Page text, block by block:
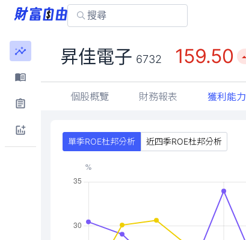
昇佳電子 6732 159.50
個股概覽 財務報表 獲利能力
單季ROE杜邦分析 近四季ROE杜邦分析